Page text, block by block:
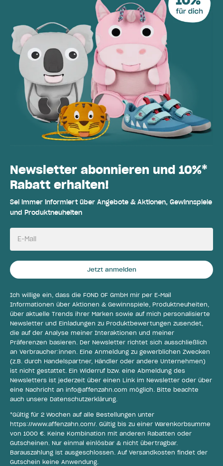
Newsletter abonnieren und 10%*
Rabatt erhalten!
Sei immer informiert über Angebote & Aktionen, Gewinnspiele
und Produktneuheiten
E-Mail
Jetzt anmelden
Ich willige ein, dass die FOND OF GmbH mir per E-Mail
Informationen über Aktionen & Gewinnspiele, Produktneuheiten,
über aktuelle Trends ihrer Marken sowie auf mich personalisierte
Newsletter und Einladungen zu Produktbewertungen zusendet,
die auf der Analyse meiner Interaktionen und meiner
Präferenzen basieren. Der Newsletter richtet sich ausschließlich
an Verbraucher:innen. Eine Anmeldung zu gewerblichen Zwecken
(z.B. durch Handelspartner, Händler oder andere Unternehmen)
ist nicht gestattet. Ein Widerruf bzw. eine Abmeldung des
Newsletters ist jederzeit über einen Link im Newsletter oder über
eine Nachricht an info@affenzahn.com möglich. Bitte beachte
auch unsere Datenschutzerklärung.
*Gültig für 2 Wochen auf alle Bestellungen unter
https://www.affenzahn.com/. Gültig bis zu einer Warenkorbsumme
von 1000 €. Keine Kombination mit anderen Rabatten oder
Gutscheinen. Nur einmal einlösbar & nicht übertragbar.
Barauszahlung ist ausgeschlossen. Auf Versandkosten findet der
Gutschein keine Anwendung.